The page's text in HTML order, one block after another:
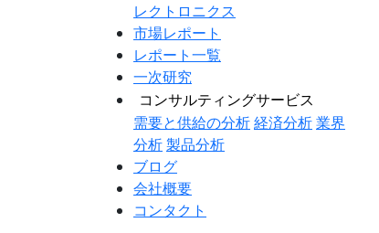
レクトロニクス
市場レポート
レポート一覧
一次研究
コンサルティングサービス
需要と供給の分析経済分析業界
分析製品分析
ブログ
会社概要
コンタクト